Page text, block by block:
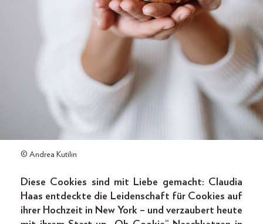
© Andrea Kutilin
Diese Cookies sind mit Liebe gemacht: Claudia
Haas entdeckte die Leidenschaft für Cookies auf
ihrer Hochzeit in New York – und verzaubert heute